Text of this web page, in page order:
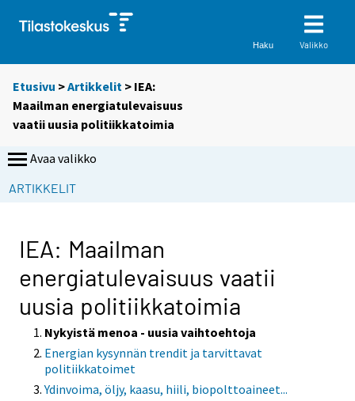
Haku Valikko
Etusivu >Artikkelit > IEA:
Maailman energiatulevaisuus
vaatii uusia politiikkatoimia
Avaa valikko
ARTIKKELIT
IEA: Maailman
energiatulevaisuus vaatii
uusia politiikkatoimia
Nykyistä menoa - uusia vaihtoehtoja
Energian kysynnän trendit ja tarvittavat
politiikkatoimet
Ydinvoima, öljy, kaasu, hiili, biopolttoaineet...